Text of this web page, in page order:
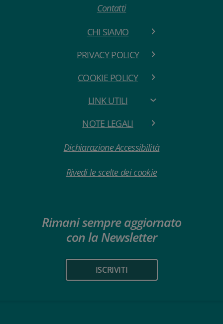
Contatti
CHI SIAMO
PRIVACY POLICY
COOKIE POLICY
LINK UTILI
NOTE LEGALI
Dichiarazione Accessibilità
Rivedi le scelte dei cookie
Rimani sempre aggiornato
con la Newsletter
ISCRIVITI